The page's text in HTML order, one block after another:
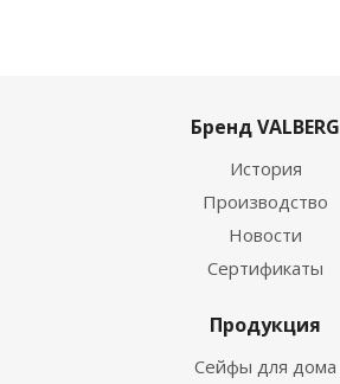
Бренд VALBERG
История
Производство
Новости
Сертификаты
Продукция
Сейфы для дома